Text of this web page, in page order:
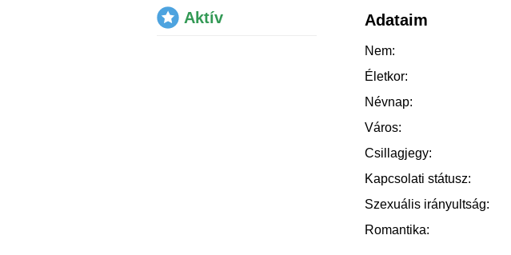
Adataim
Nem:
Életkor:
Névnap:
Város:
Csillagjegy:
Kapcsolati státusz:
Szexuális irányultság:
Romantika:
Aktív